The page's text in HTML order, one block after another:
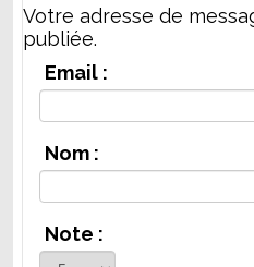
Votre adresse de
publiée.
Email :
Nom :
Note :